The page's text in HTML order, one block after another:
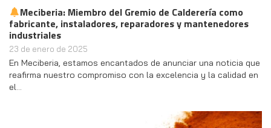
Meciberia: Miembro del Gremio de Calderería como
fabricante, instaladores, reparadores y mantenedores
industriales
23 de enero de 2025
En Meciberia, estamos encantados de anunciar una noticia que
reafirma nuestro compromiso con la excelencia y la calidad en
el…